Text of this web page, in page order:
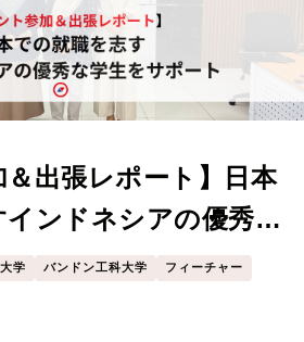
＆出張レポート】日本
ンドネシアの優秀な
学 バンドン工科大学 フィーチャー